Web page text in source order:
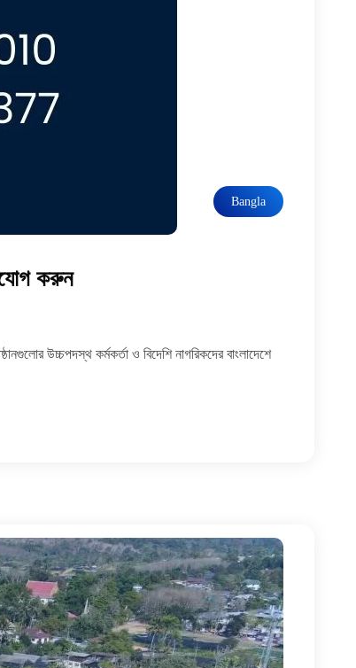
Bangla
করুন
উচ্চপদস্থ কর্মকর্তা ও বিদেশি নাগরিকদের বাংলাদেশে